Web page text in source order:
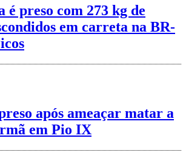
é preso com 273 kg de
em carreta na BR-
após ameaçar matar a
em Pio IX